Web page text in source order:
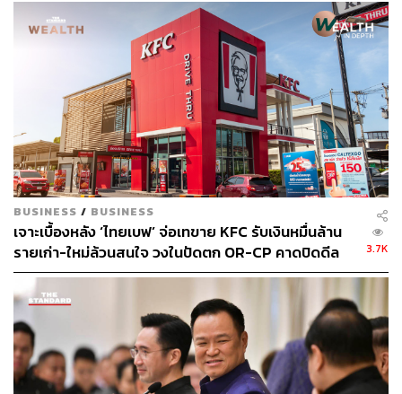
พิสูจน์อักษร: ภาสิณี เพิ่มพันธุ์พงศ์
www.dealstreetasia.com/stories/thaibev-sabeco-167
639/
e.vnexpress.net/news/business/companies/thaibev-d
enies-plans-to-sell-sabeco-shares-4029969.html
vietnamnews.vn/economy/570118/thaibev-denies-it-
will-sell-stake-in-sabeco.html
thaibev.listedcompany.com/news.html/id/752301
thestandard.co/thaibev-considering-singapore-ipo-of
-brewery-business/
TAGS: บริษัท ไทยเบฟเวอเรจ จำกัด (มหาชน)
BUSINESS / BUSINESS
เจาะเบื้องหลัง ‘ไทยเบฟ’ จ่อเทขาย KFC รับเงินหมื่นล้าน
รายเก่า-ใหม่ล้วนสนใจ วงในปัดตก OR-CP คาดปิดดีล
ไตรมาส 4 นี้
3.7K